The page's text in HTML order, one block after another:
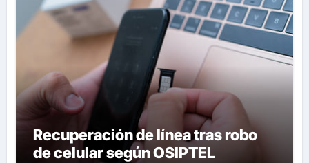
Recuperación de línea tras robo
de celular según OSIPTEL